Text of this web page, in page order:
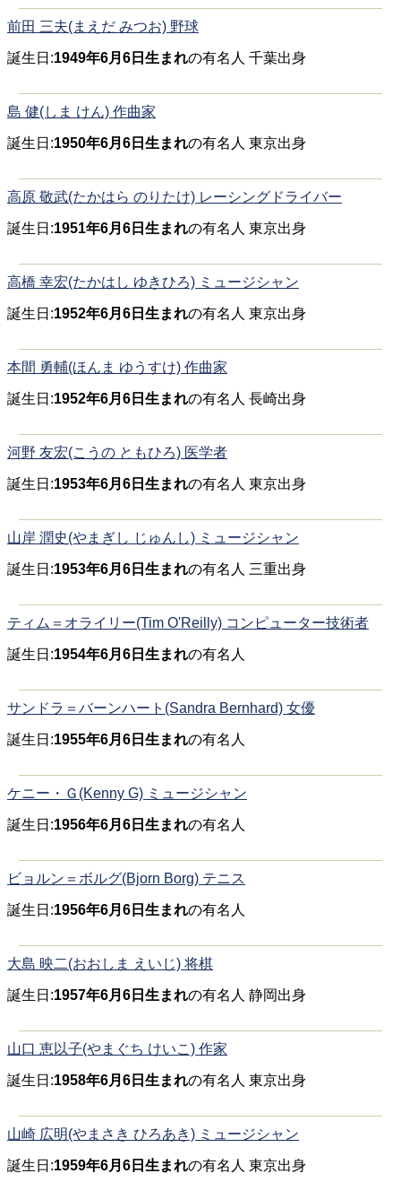
前田 三夫(まえだ みつお) 野球
誕生日:1949年6月6日生まれの有名人 千葉出身
島 健(しま けん) 作曲家
誕生日:1950年6月6日生まれの有名人 東京出身
高原 敬武(たかはら のりたけ) レーシングドライバー
誕生日:1951年6月6日生まれの有名人 東京出身
高橋 幸宏(たかはし ゆきひろ) ミュージシャン
誕生日:1952年6月6日生まれの有名人 東京出身
本間 勇輔(ほんま ゆうすけ) 作曲家
誕生日:1952年6月6日生まれの有名人 長崎出身
河野 友宏(こうの ともひろ) 医学者
誕生日:1953年6月6日生まれの有名人 東京出身
山岸 潤史(やまぎし じゅんし) ミュージシャン
誕生日:1953年6月6日生まれの有名人 三重出身
ティム＝オライリー(Tim O'Reilly) コンピューター技術者
誕生日:1954年6月6日生まれの有名人
サンドラ＝バーンハート(Sandra Bernhard) 女優
誕生日:1955年6月6日生まれの有名人
ケニー・Ｇ(Kenny G) ミュージシャン
誕生日:1956年6月6日生まれの有名人
ビョルン＝ボルグ(Bjorn Borg) テニス
誕生日:1956年6月6日生まれの有名人
大島 映二(おおしま えいじ) 将棋
誕生日:1957年6月6日生まれの有名人 静岡出身
山口 恵以子(やまぐち けいこ) 作家
誕生日:1958年6月6日生まれの有名人 東京出身
山崎 広明(やまさき ひろあき) ミュージシャン
誕生日:1959年6月6日生まれの有名人 東京出身